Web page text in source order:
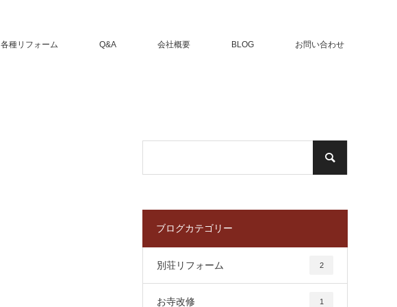
各種リフォーム Q&A 会社概要 BLOG お問い合わせ
ブログカテゴリー
別荘リフォーム 2
お寺改修 1